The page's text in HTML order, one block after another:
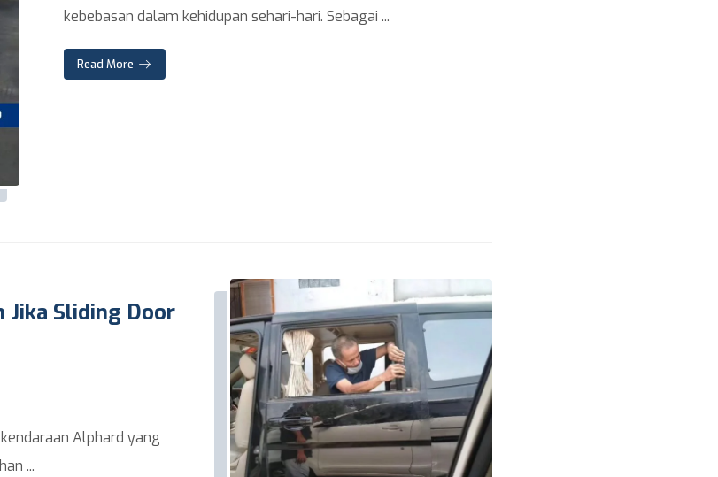
kebebasan dalam kehidupan sehari-hari. Sebagai ...
Read More
Jika Sliding Door
Alphard yang
...